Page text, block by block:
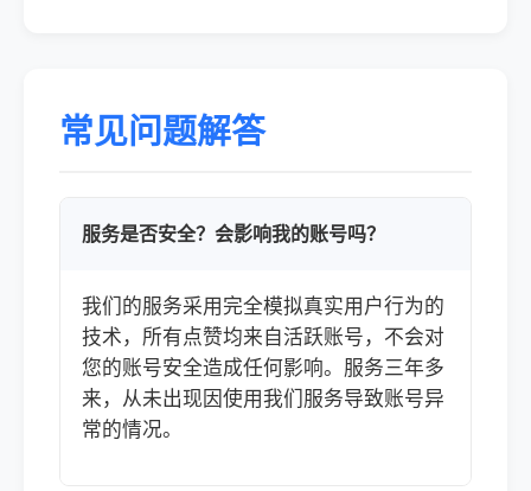
常见问题解答
服务是否安全？会影响我的账号吗？
我们的服务采用完全模拟真实用户行为的
技术，所有点赞均来自活跃账号，不会对
您的账号安全造成任何影响。服务三年多
来，从未出现因使用我们服务导致账号异
常的情况。